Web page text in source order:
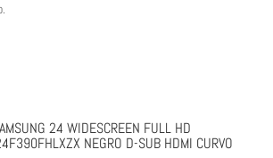
24 WIDESCREEN FULL HD
NEGRO D-SUB HDMI CURVO